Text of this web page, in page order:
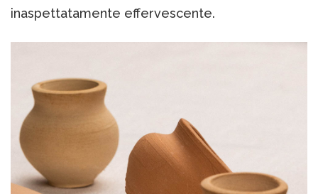
inaspettatamente effervescente.